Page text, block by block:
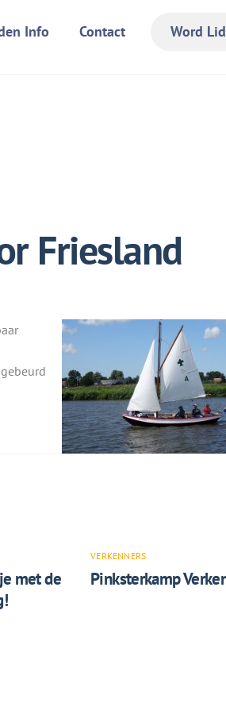
Info Contact Word Lid
Friesland
met de
VERKENNERS
Pinksterkamp